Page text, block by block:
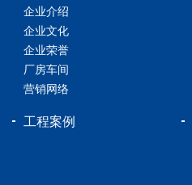
企业介绍
企业文化
企业荣誉
厂房车间
营销网络
工程案例